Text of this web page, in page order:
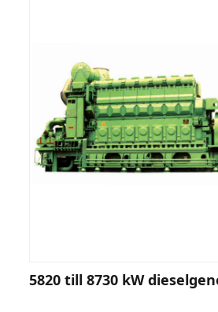
5820 till 8730 kW